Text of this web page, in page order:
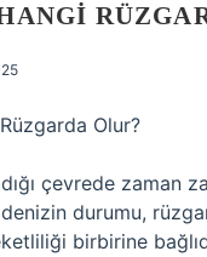
Olur?
çevrede zaman
durumu,
birbirine